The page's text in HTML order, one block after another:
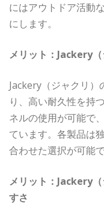
にはアウトドア活動
にします。
メリット：Jackery
Jackery（ジャクリ
り、高い耐久性を持
ネルの使用が可能で
ています。各製品は
合わせた選択が可能で
メリット：Jackery
すさ